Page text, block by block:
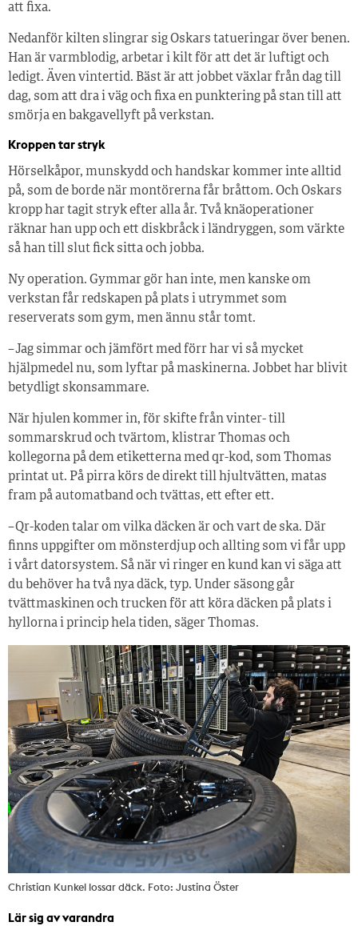
att fixa.
Nedanför kilten slingrar sig Oskars tatueringar över benen.
Han är varmblodig, arbetar i kilt för att det är luftigt och
ledigt. Även vintertid. Bäst är att jobbet växlar från dag till
dag, som att dra i väg och fixa en punktering på stan till att
smörja en bakgavellyft på verkstan.
Kroppen tar stryk
Hörselkåpor, munskydd och handskar kommer inte alltid
på, som de borde när montörerna får bråttom. Och Oskars
kropp har tagit stryk efter alla år. Två knäoperationer
räknar han upp och ett diskbråck i ländryggen, som värkte
så han till slut fick sitta och jobba.
Ny operation. Gymmar gör han inte, men kanske om
verkstan får redskapen på plats i utrymmet som
reserverats som gym, men ännu står tomt.
– Jag simmar och jämfört med förr har vi så mycket
hjälpmedel nu, som lyftar på maskinerna. Jobbet har blivit
betydligt skonsammare.
När hjulen kommer in, för skifte från vinter- till
sommarskrud och tvärtom, klistrar Thomas och
kollegorna på dem etiketterna med qr-kod, som Thomas
printat ut. På pirra körs de direkt till hjultvätten, matas
fram på automatband och tvättas, ett efter ett.
– Qr-koden talar om vilka däcken är och vart de ska. Där
finns uppgifter om mönsterdjup och allting som vi får upp
i vårt datorsystem. Så när vi ringer en kund kan vi säga att
du behöver ha två nya däck, typ. Under säsong går
tvättmaskinen och trucken för att köra däcken på plats i
hyllorna i princip hela tiden, säger Thomas.
Christian Kunkel lossar däck. Foto: Justina Öster
Lär sig av varandra